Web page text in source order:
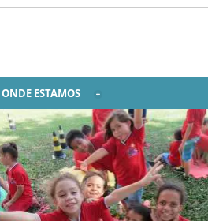
ONDE ESTAMOS